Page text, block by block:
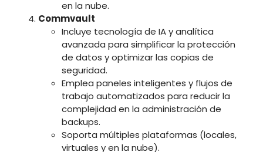
en la nube.
Commvault
Incluye tecnología de IA y analítica
avanzada para simplificar la protección
de datos y optimizar las copias de
seguridad.
Emplea paneles inteligentes y flujos de
trabajo automatizados para reducir la
complejidad en la administración de
backups.
Soporta múltiples plataformas (locales,
virtuales y en la nube).